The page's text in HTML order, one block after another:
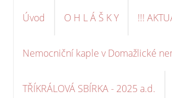
Úvod O H L Á Š K Y !!!
Nemocniční kaple v Domažlické
TŘÍKRÁLOVÁ SBÍRKA - 2025 a.d.